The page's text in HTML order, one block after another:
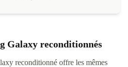
Galaxy reconditionnés
reconditionné offre les mêmes